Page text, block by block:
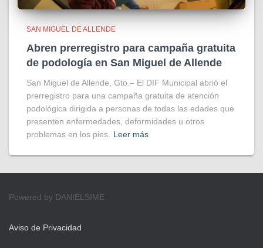
SAN MIGUEL DE ALLENDE
Abren prerregistro para campaña gratuita
de podología en San Miguel de Allende
San Miguel de Allende, Gto.– El DIF Municipal abrió el
prerregistro para una campaña gratuita de atención
podológica dirigida a personas de todas las edades que
presenten enfermedades, deformidades u otros
problemas en los pies.
Leer más
Powered by DANIELSIME
Aviso de Privacidad